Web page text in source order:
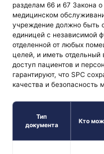
разделам 66 и 67 Закона
медицинском
учреждение должно быть
единицей с независимой
отделенной от любых
целей, и иметь
доступ пациентов и
гарантируют, что SPC
качества и безопасность
Тип
документа
Кто